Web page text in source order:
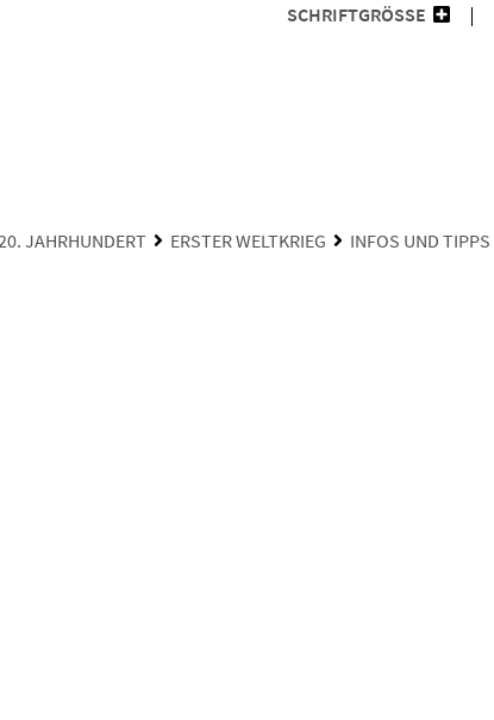
SCHRIFTGRÖSSE
JAHRHUNDERT ERSTER WELTKRIEG INFOS UND TIPPS